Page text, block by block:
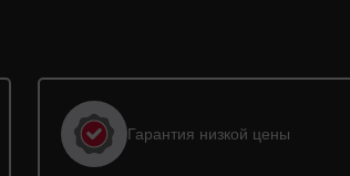
Гарантия низкой цены